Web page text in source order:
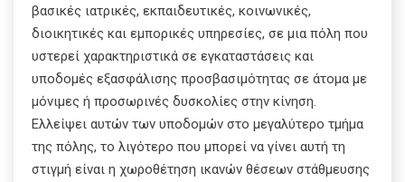
βασικές ιατρικές, εκπαιδευτικές, κοινωνικές,
διοικητικές και εμπορικές υπηρεσίες, σε μια πόλη που
υστερεί χαρακτηριστικά σε εγκαταστάσεις και
υποδομές εξασφάλισης προσβασιμότητας σε άτομα με
μόνιμες ή προσωρινές δυσκολίες στην κίνηση.
Ελλείψει αυτών των υποδομών στο μεγαλύτερο τμήμα
της πόλης, το λιγότερο που μπορεί να γίνει αυτή τη
στιγμή είναι η χωροθέτηση ικανών θέσεων στάθμευσης